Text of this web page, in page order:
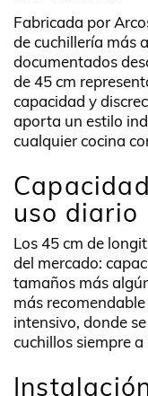
Fabricada por
de cuchillería más
documentados
de 45 cm
capacidad y
aporta un estilo
cualquier cocina
uso diario
Los 45 cm de
del mercado:
tamaños más
más
intensivo, donde
cuchillos siempre a